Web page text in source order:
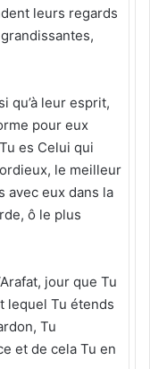
leurs regards
qu’à leur esprit,
pour eux
es Celui qui
le meilleur
avec eux dans la
ô le plus
jour que Tu
lequel Tu étends
Tu
et de cela Tu en